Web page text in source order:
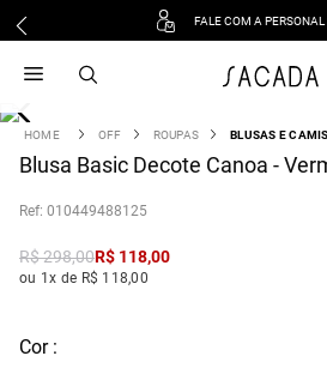
FALE COM A PERSONAL
OFF ROUPAS BLUSAS E
Blusa Basic Decote Canoa -
: 010449488125
R$298,00R$ 118,00
ou 1x de R$ 118,00
Cor :
vestido
3 º blusa
º tricot
º macacão